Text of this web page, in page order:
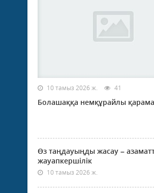
10 тамыз 2026 ж. 41
Болашаққа немқұрайлы
Өз таңдауыңды жасау –
жауапкершілік
10 тамыз 2026 ж.